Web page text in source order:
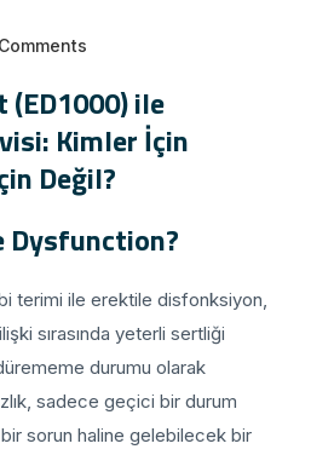
(ED1000) ile
Kimler İçin
Değil?
Dysfunction?
terimi ile erektile disfonksiyon,
sırasında yeterli sertliği
durumu olarak
sadece geçici bir durum
sorun haline gelebilecek bir